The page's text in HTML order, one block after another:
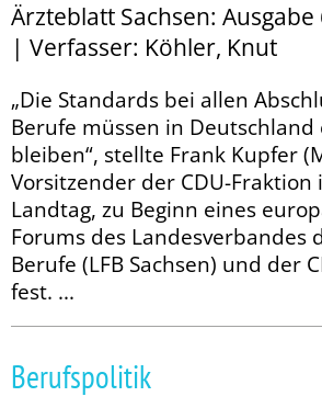
Ärzteblatt Sachsen: Ausgabe
| Verfasser: Köhler, Knut
„Die Standards bei allen
Berufe müssen in
bleiben“, stellte Frank Kupfer
Vorsitzender der CDU-Fraktion
Landtag, zu Beginn eines
Forums des Landesverbandes
Berufe (LFB Sachsen) und der
fest. ...
Berufspolitik